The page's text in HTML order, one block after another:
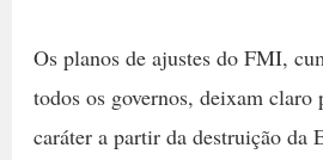
Os planos de ajustes do FMI,
todos os governos, deixam claro
caráter a partir da destruição da